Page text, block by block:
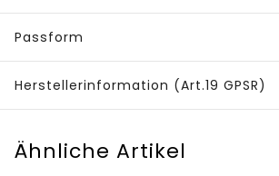
Passform
Herstellerinformation (Art.19 GPSR)
Ähnliche Artikel